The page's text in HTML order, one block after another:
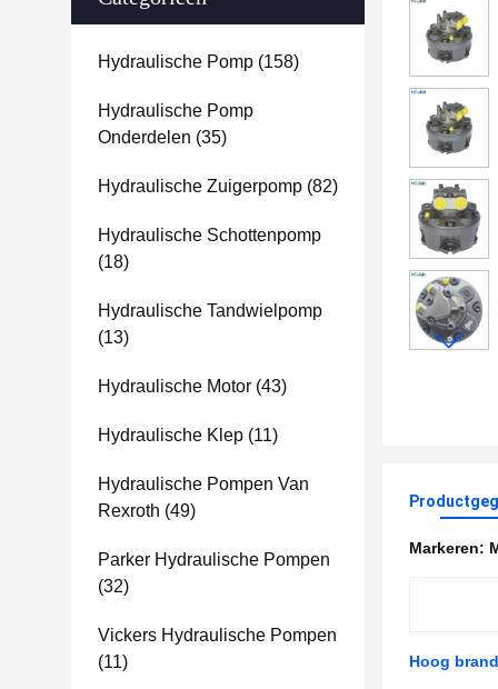
Hydraulische Pomp (158)
Hydraulische Pomp
Onderdelen (35)
Hydraulische Zuigerpomp (82)
Hydraulische Schottenpomp
(18)
Hydraulische Tandwielpomp
(13)
Hydraulische Motor (43)
Hydraulische Klep (11)
Hydraulische Pompen Van
Rexroth (49)
Parker Hydraulische Pompen
(32)
Vickers Hydraulische Pompen
(11)
Markeren:
Hoog